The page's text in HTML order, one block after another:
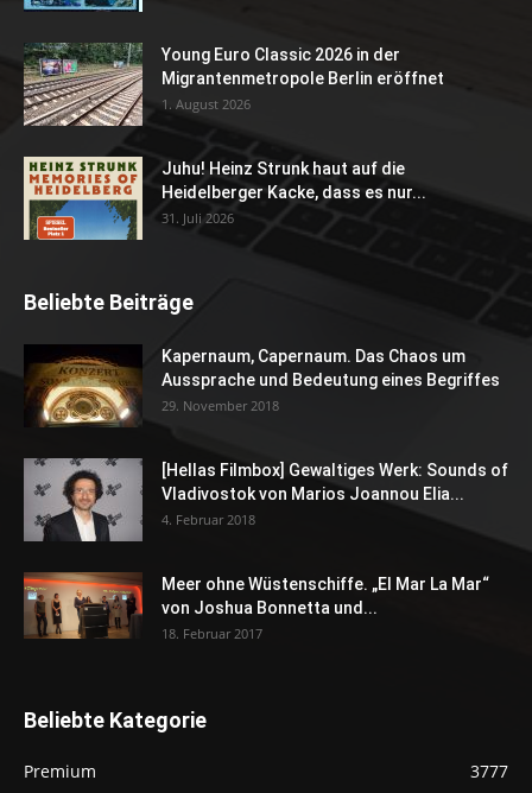
Young Euro Classic 2026 in der
Migrantenmetropole Berlin eröffnet
1. August 2026
Juhu! Heinz Strunk haut auf die
Heidelberger Kacke, dass es nur...
31. Juli 2026
Beliebte Beiträge
Kapernaum, Capernaum. Das Chaos um
Aussprache und Bedeutung eines Begriffes
29. November 2018
[Hellas Filmbox] Gewaltiges Werk: Sounds of
Vladivostok von Marios Joannou Elia...
4. Februar 2018
Meer ohne Wüstenschiffe. „El Mar La Mar“
von Joshua Bonnetta und...
18. Februar 2017
Beliebte Kategorie
Premium
3777